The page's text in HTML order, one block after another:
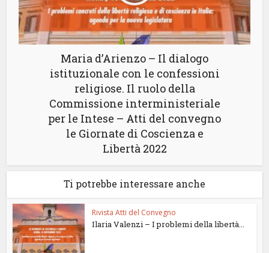
Maria d’Arienzo – Il dialogo
istituzionale con le confessioni
religiose. Il ruolo della
Commissione interministeriale
per le Intese – Atti del convegno
le Giornate di Coscienza e
Libertà 2022
Ti potrebbe interessare anche
Rivista Atti del Convegno
Ilaria Valenzi – I problemi della libertà...